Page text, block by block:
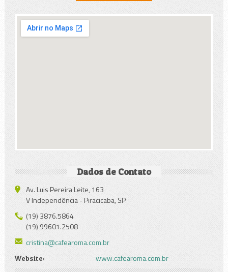
Dados de Contato
Av. Luis Pereira Leite, 163
V Independência - Piracicaba, SP
(19) 3876.5864
(19) 99601.2508
cristina@cafearoma.com.br
Website: www.cafearoma.com.br